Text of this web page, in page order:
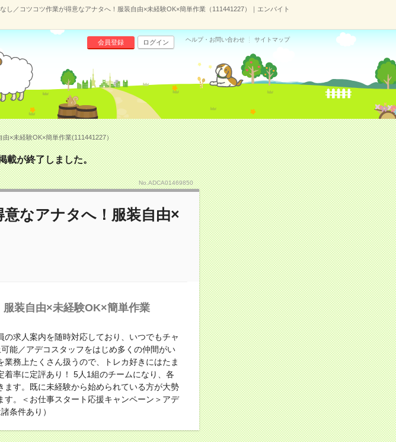
し／コツコツ作業が得意なアナタへ！服装自由×未経験OK×簡単作業（111441227）｜エンバイト
会員登録 ログイン ヘルプ・お問い合わせ サイトマップ
×未経験OK×簡単作業(111441227）
載が終了しました。
No.ADCA01469850
なアナタへ！服装自由×
装自由×未経験OK×簡単作業
求人案内を随時対応しており、いつでもチャ
能／アデコスタッフをはじめ多くの仲間がい
務上たくさん扱うので、トレカ好きにはたま
率に定評あり！ 5人1組のチームになり、各
す。既に未経験から始められている方が大勢
。＜お仕事スタート応援キャンペーン＞アデ
条件あり）